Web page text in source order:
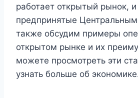
работает открытый рынок,
предпринятые
также обсудим примеры
открытом рынке и их
можете просмотреть эти
узнать больше об